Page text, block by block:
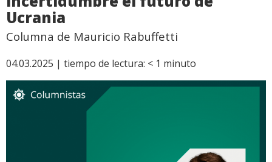
Ucrania
Columna de Mauricio Rabuffetti
04.03.2025 | tiempo de lectura: < 1 minuto